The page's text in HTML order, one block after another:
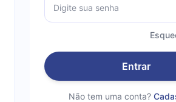
Entrar
Não tem uma conta?